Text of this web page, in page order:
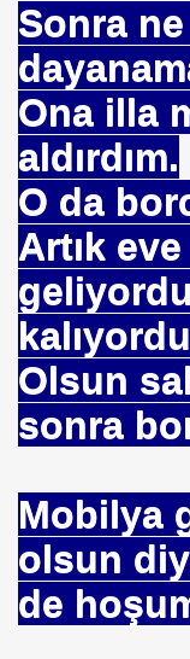
Sonra
Ona illa
aldırdım.
O da
Artık
Olsun
sonra
Mobilya
olsun
de
İBNİ RÜŞD
VAKFI